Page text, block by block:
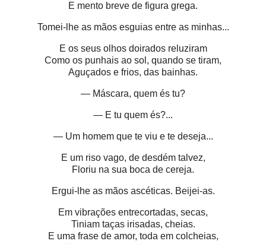
E mento breve de figura grega.
Tomei-lhe as mãos esguias entre as minhas...
E os seus olhos doirados reluziram
Como os punhais ao sol, quando se tiram,
Aguçados e frios, das bainhas.
— Máscara, quem és tu?
— E tu quem és?...
— Um homem que te viu e te deseja...
E um riso vago, de desdém talvez,
Floriu na sua boca de cereja.
Ergui-lhe as mãos ascéticas. Beijei-as.
Em vibrações entrecortadas, secas,
Tiniam taças irisadas, cheias.
E uma frase de amor, toda em colcheias,